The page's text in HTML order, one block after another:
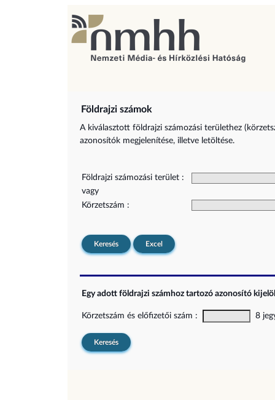
Földrajzi számok
A kiválasztott földrajzi számozási területhez
azonosítók megjelenítése, illetve letöltése.
Földrajzi számozási terület :
vagy
Körzetszám :
Keresés Excel
Egy adott földrajzi számhoz tartozó azonosító
Körzetszám és előfizetői szám : 8
Keresés